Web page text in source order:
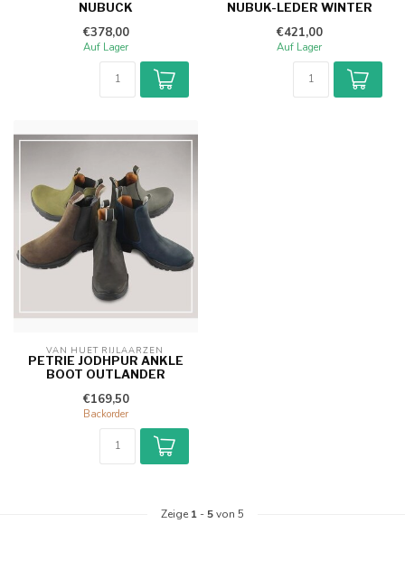
NUBUCK
€378,00
Auf Lager
NUBUK-LEDER WINTER
€421,00
Auf Lager
VAN HUET RIJLAARZEN
PETRIE JODHPUR ANKLE
BOOT OUTLANDER
€169,50
Backorder
Zeige 1 -5von 5